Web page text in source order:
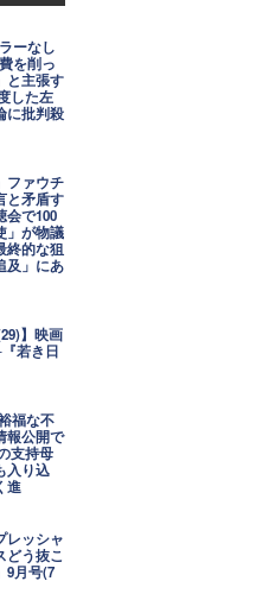
ーなし
を削っ
と主張す
した左
に批判殺
ファウチ
と矛盾す
会で100
」が物議
終的な狙
及」にあ
】映画
若き日
福な不
報公開で
支持母
入り込
進
レッシャ
う抜こ
9月号(7